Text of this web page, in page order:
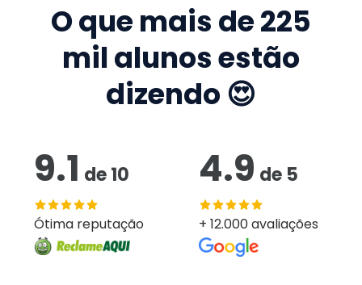
O que mais de225
mil alunos estão
dizendo 😍
9.1 de10
Ótima reputação
4.9 de 5
+ 12.000 avaliações